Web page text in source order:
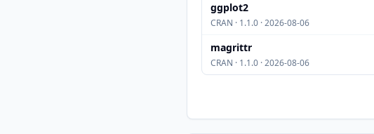
ggplot2
CRAN · 1.1.0 · 2026-08-06
magrittr
CRAN · 1.1.0 · 2026-08-06